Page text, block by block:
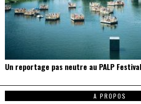
Un reportage pas neutre au PALP
A PROPOS